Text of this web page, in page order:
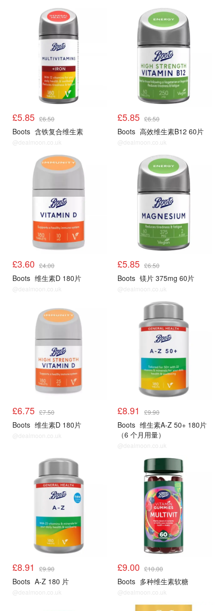
£5.85 £6.50
Boots 含铁复合维生素
@dealmoon.co.uk
£5.85 £6.50
Boots 高效维生素B12 60片
@dealmoon.co.uk
£3.60 £4.00
Boots 维生素D 180片
@dealmoon.co.uk
£5.85 £6.50
Boots 镁片 375mg 60片
@dealmoon.co.uk
£6.75 £7.50
Boots 维生素D 180片
@dealmoon.co.uk
£8.91 £9.90
Boots 维生素A-Z 50+ 180片
（6 个月用量）
@dealmoon.co.uk
£8.91 £9.90
Boots A-Z 180 片
@dealmoon.co.uk
£9.00 £10.00
Boots 多种维生素软糖
@dealmoon.co.uk